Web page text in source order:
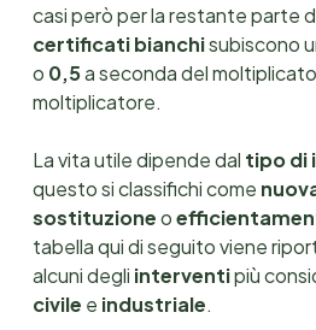
casi però per la restante parte
certificati bianchisubiscono
o 0,5a seconda del
moltiplicatore.
La vita utile dipende dal tipo di
questo si classifichi come
sostituzioneo
tabella qui di seguito viene
alcuni degli interventipiù
civile e industriale.